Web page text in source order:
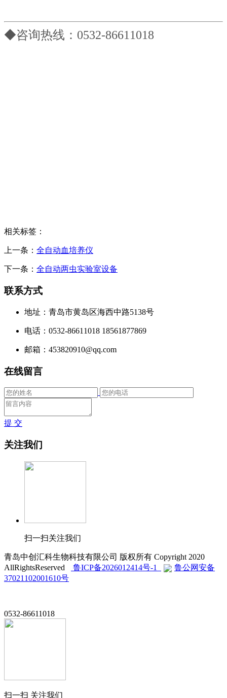
◆咨询热线：0532-86611018
相关标签：
上一条： 全自动血培养仪
下一条： 全自动两虫实验室设备
联系方式
地址：青岛市黄岛区海西中路5138号
电话：0532-86611018 18561877869
邮箱：453820910@qq.com
在线留言
提 交
关注我们
扫一扫关注我们
青岛中创汇科生物科技有限公司 版权所有 Copyright 2020
AllRightsReserved
鲁ICP备2026012414号-1
鲁公网安备
37021102001610号
0532-86611018
扫一扫 关注我们